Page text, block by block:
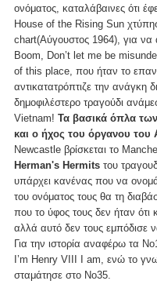
ονόματος, καταλάβαινες ότι
House of the Rising Sun
chart(Αύγουστος 1964), για
Boom, Don’t let me be
of this place, που ήταν το
αντικατατρόπτιζε την ανάγκη
δημοφιλέστερο τραγούδι
Vietnam! Τα βασικά όπλα
και ο ήχος του όργανου του
Newcastle βρίσκεται το
Herman's Hermits του
υπάρχει κανένας που να
του ονόματος τους θα τη
που το ύφος τους δεν ήταν ότι
αλλά αυτό δεν τους εμπόδισε
Για την ιστορία αναφέρω τα
I’m Henry VIII I am, ενώ το
σταμάτησε στο Νo35.